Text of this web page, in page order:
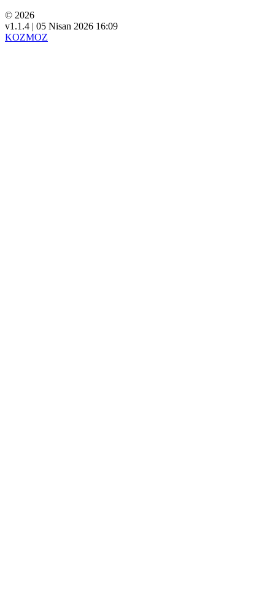
© 2026
v1.1.4 | 05 Nisan 2026 16:09
KOZMOZ